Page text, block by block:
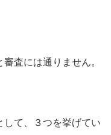
査には通りません。
て、３つを挙げてい